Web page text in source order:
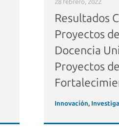
28 febrero, 2022
Resultados
Proyectos
Docencia
Proyectos
Innovación,